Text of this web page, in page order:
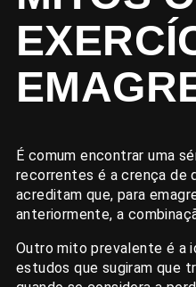
É comum encontrar uma
recorrentes é a crença de
acreditam que, para
anteriormente, a
Outro mito prevalente é a
estudos que sugiram que